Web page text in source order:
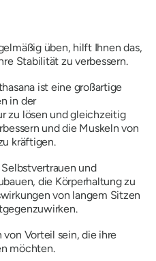
üben, hilft Ihnen das,
Stabilität zu verbessern.
ist eine großartige
in der
zu lösen und gleichzeitig
und die Muskeln von
kräftigen.
und
die Körperhaltung zu
von langem Sitzen
von Vorteil sein, die ihre
möchten.